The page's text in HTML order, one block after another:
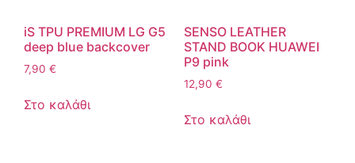
iS TPU PREMIUM LG G5
deep blue backcover
7,90 €
Στο καλάθι
SENSO LEATHER
STAND BOOK HUAWEI
P9 pink
12,90 €
Στο καλάθι